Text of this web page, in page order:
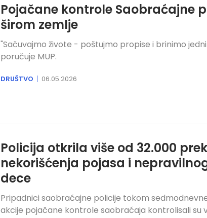
Pojačane kontrole Saobraćajne
širom zemlje
"Sačuvajmo živote - poštujmo propise i brinimo
poručuje MUP.
DRUŠTVO 06.05.2026
Policija otkrila više od 32.000
nekorišćenja pojasa i
dece
Pripadnici saobraćajne policije tokom
akcije pojačane kontrole saobraćaja kontrolisali su